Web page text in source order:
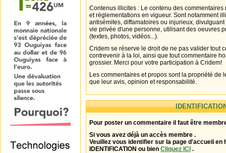
Contenus illicites : Le contenu des
et réglementations en vigueur. Sont notamment
antisémites, diffamatoires ou injurieux,
vie privée d'une personne, utilisant des oeuvres
(textes, photos, vidéos...).
Cridem se réserve le droit de ne pas valider tout
contrevenir à la loi, ainsi que tout commentaire
grossier. Merci pour votre participation à Cridem!
Les commentaires et propos sont la propriété de
que leur avis, opinion et responsabilité.
Pour poster un commentaire il faut être
Si vous avez déjà un accès membre .
Veuillez vous identifier sur la page d'accueil en
IDENTIFICATION ou bien Cliquez ICI .